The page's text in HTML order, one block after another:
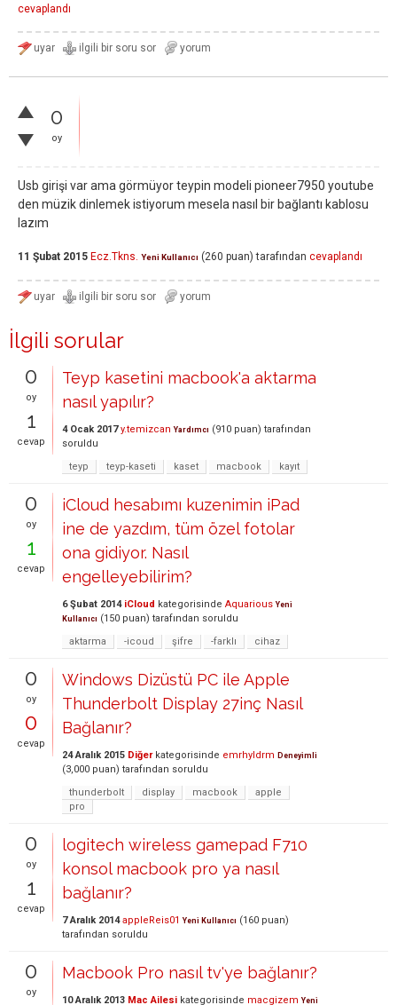
cevaplandı
0
oy
Usb girişi var ama görmüyor teypin modeli pioneer7950 youtube
den müzik dinlemek istiyorum mesela nasıl bir bağlantı kablosu
lazım
11 Şubat 2015 Ecz.Tkns. Yeni Kullanıcı (260 puan) tarafından cevaplandı
İlgili sorular
0
oy
1
cevap
Teyp kasetini macbook'a aktarma
nasıl yapılır?
4 Ocak 2017 y.temizcan Yardımcı (910 puan) tarafından
soruldu
teyp
teyp-kaseti kaset macbook kayıt
0
oy
1
cevap
iCloud hesabımı kuzenimin iPad
ine de yazdım, tüm özel fotolar
ona gidiyor. Nasıl
engelleyebilirim?
6 Şubat 2014 iCloud kategorisinde Aquarious Yeni
Kullanıcı (150 puan) tarafından soruldu
aktarma
-icoud şifre -farklı cihaz
0
oy
0
cevap
Windows Dizüstü PC ile Apple
Thunderbolt Display 27inç Nasıl
Bağlanır?
24 Aralık 2015 Diğerkategorisinde emrhyldrm Deneyimli
(3,000 puan) tarafından soruldu
thunderbolt
display macbook
apple
pro
0
oy
1
cevap
logitech wireless gamepad F710
konsol macbook pro ya nasıl
bağlanır?
7 Aralık 2014 appleReis01 Yeni Kullanıcı (160 puan)
tarafından soruldu
0
oy
Macbook Pro nasıl tv'ye bağlanır?
10 Aralık 2013 Mac Ailesi kategorisinde macgizem Yeni